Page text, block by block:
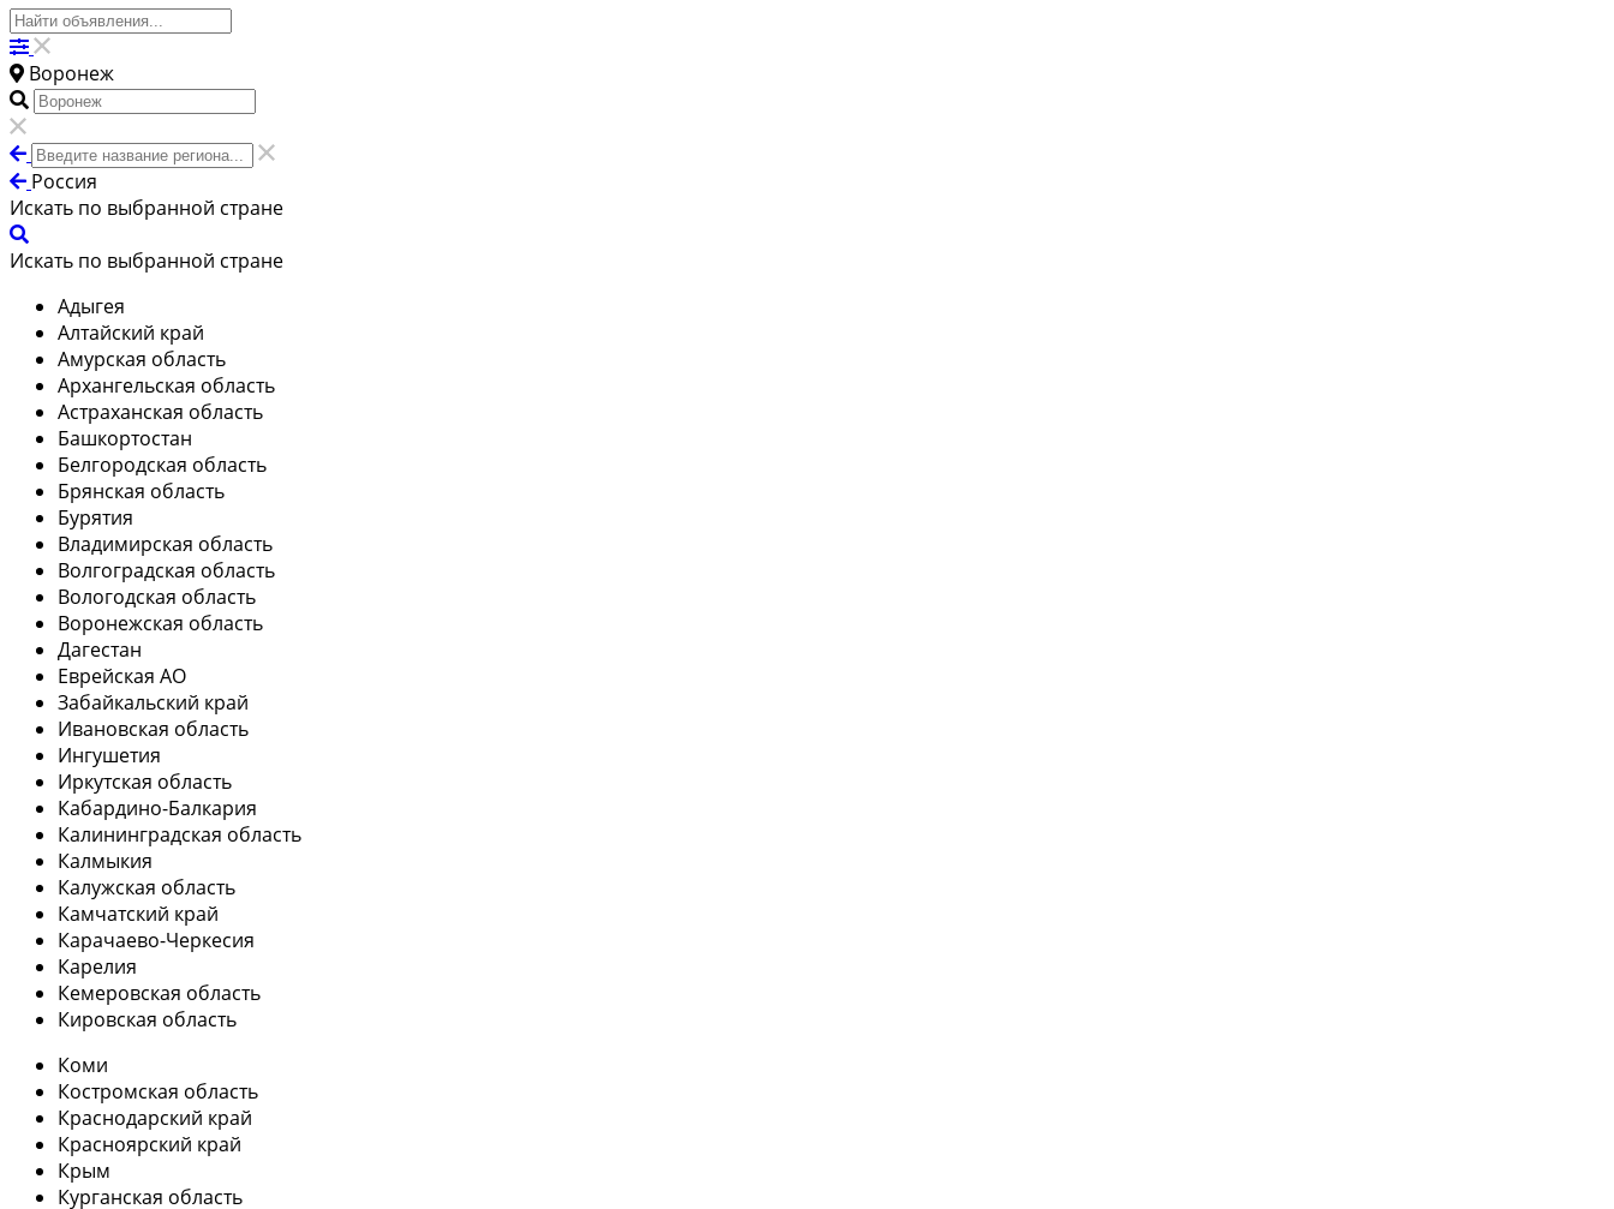
Воронеж
Россия
Искать по выбранной стране
Искать по выбранной стране
Адыгея
Алтайский край
Амурская область
Архангельская область
Астраханская область
Башкортостан
Белгородская область
Брянская область
Бурятия
Владимирская область
Волгоградская область
Вологодская область
Воронежская область
Дагестан
Еврейская АО
Забайкальский край
Ивановская область
Ингушетия
Иркутская область
Кабардино-Балкария
Калининградская область
Калмыкия
Калужская область
Камчатский край
Карачаево-Черкесия
Карелия
Кемеровская область
Кировская область
Коми
Костромская область
Краснодарский край
Красноярский край
Крым
Курганская область